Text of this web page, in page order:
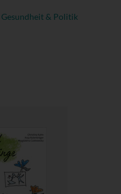
Gesundheit & Politik